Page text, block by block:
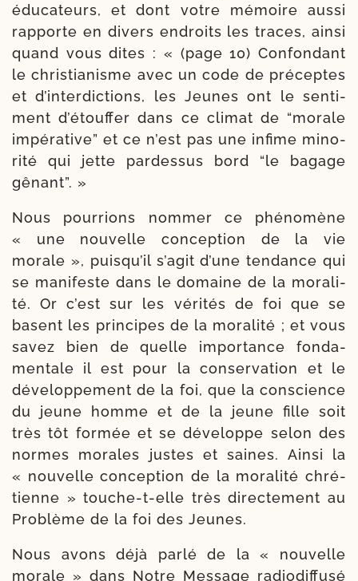
éduca­teurs, et dont votre mémoire aus­si
rap­porte en divers endroits les traces, ain­si
quand vous dites : « (page 10) Confondant
le chris­tia­nisme avec un code de pré­ceptes
et d’in­ter­dic­tions, les Jeunes ont le sen­ti­
ment d’é­touf­fer dans ce cli­mat de “morale
impé­ra­tive” et ce n’est pas une infime mino­
ri­té qui jette par­dessus bord “le bagage
gênant”. »
Nous pour­rions nom­mer ce phé­no­mène
« une nou­velle con­ception de la vie
morale », puis­qu’il s’a­git d’une ten­dance qui
se mani­feste dans le domaine de la mora­li­
té. Or c’est sur les véri­tés de foi que se
basent les prin­cipes de la mora­li­té ; et vous
savez bien de quelle impor­tance fon­da­
men­tale il est pour la conserva­tion et le
déve­lop­pe­ment de la foi, que la conscience
du jeune homme et de la jeune fille soit
très tôt for­mée et se déve­loppe selon des
normes morales justes et saines. Ainsi la
« nou­velle concep­tion de la mora­li­té chré­
tienne » touche-​t-​elle très directe­ment au
Problème de la foi des Jeunes.
Nous avons déjà par­lé de la « nou­velle
morale » dans Notre Message radio­dif­fu­sé